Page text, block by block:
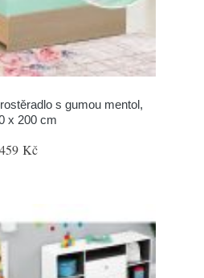
s gumou mentol,
x 200 cm
459 Kč